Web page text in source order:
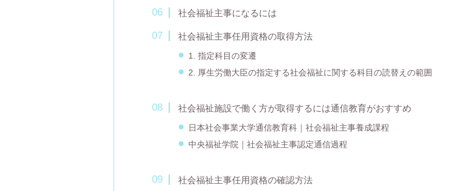
社会福祉主事になるには
社会福祉主事任用資格の取得方法
1. 指定科目の変遷
2. 厚生労働大臣の指定する社会福祉に関する科目の読替えの範囲
社会福祉施設で働く方が取得するには通信教育がおすすめ
日本社会事業大学通信教育科｜社会福祉主事養成課程
中央福祉学院｜社会福祉主事認定通信過程
社会福祉主事任用資格の確認方法